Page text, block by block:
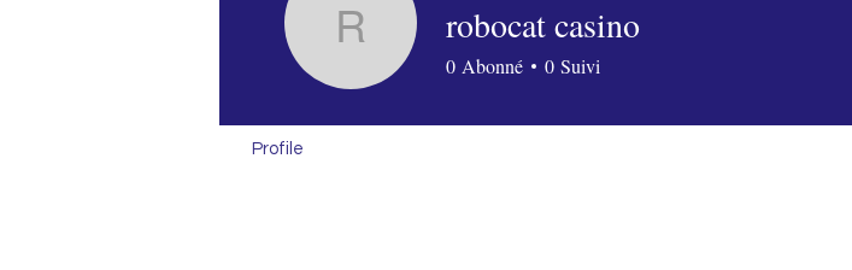
robocat casino
robocat casino
0 Abonné 0 Suivi
Profile